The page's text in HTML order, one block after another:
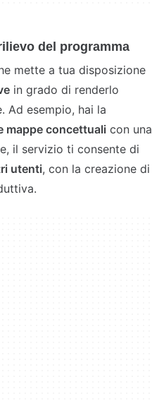
del programma
mette a tua disposizione
in grado di renderlo
Ad esempio, hai la
mappe concettuali con una
il servizio ti consente di
utenti, con la creazione di